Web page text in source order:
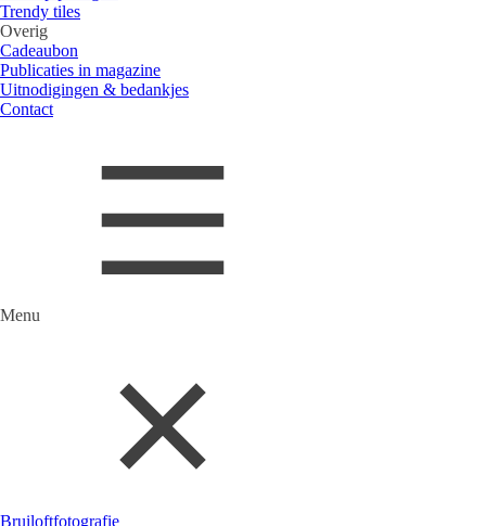
Trendy tiles
Overig
Cadeaubon
Publicaties in magazine
Uitnodigingen & bedankjes
Contact
Menu
Bruiloftfotografie